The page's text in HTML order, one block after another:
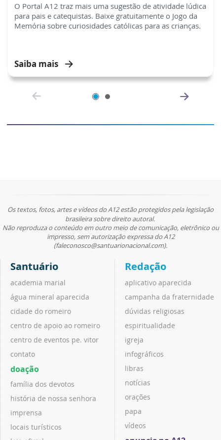
O Portal A12 traz mais uma sugestão de atividade lúdica
para pais e catequistas. Baixe gratuitamente o Jogo da
Memória sobre curiosidades católicas para as crianças.
Saiba mais
Os textos, fotos, artes e vídeos do A12 estão protegidos pela legislação
brasileira sobre direito autoral.
Não reproduza o conteúdo em outro meio de comunicação, eletrônico ou
impresso, sem autorização expressa do A12
(faleconosco@santuarionacional.com).
Santuário
academia marial
água mineral aparecida
cidade do romeiro
centro de apoio ao romeiro
centro de eventos pe. vitor
contato
doação
família dos devotos
história de nossa senhora
imprensa
locais turísticos
Redação
aplicativo aparecida
campanha da fraternidade
dúvidas religiosas
espiritualidade
igreja
infográficos
libras
notícias
orações
papa
vídeos